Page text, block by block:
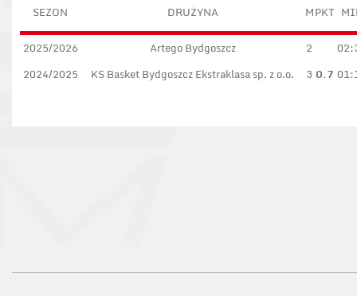
SEZON DRUŻYNA MPKT
2025/2026 Artego Bydgoszcz 2
2024/2025
KS Basket Bydgoszcz Ekstraklasa sp. z o.o. 3 0.7